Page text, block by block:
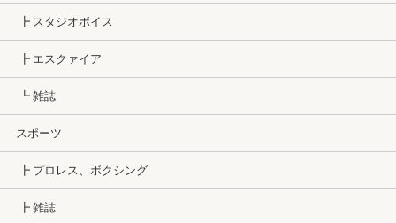
┣ スタジオボイス
┣ エスクァイア
┗ 雑誌
スポーツ
┣ プロレス、ボクシング
┣ 雑誌